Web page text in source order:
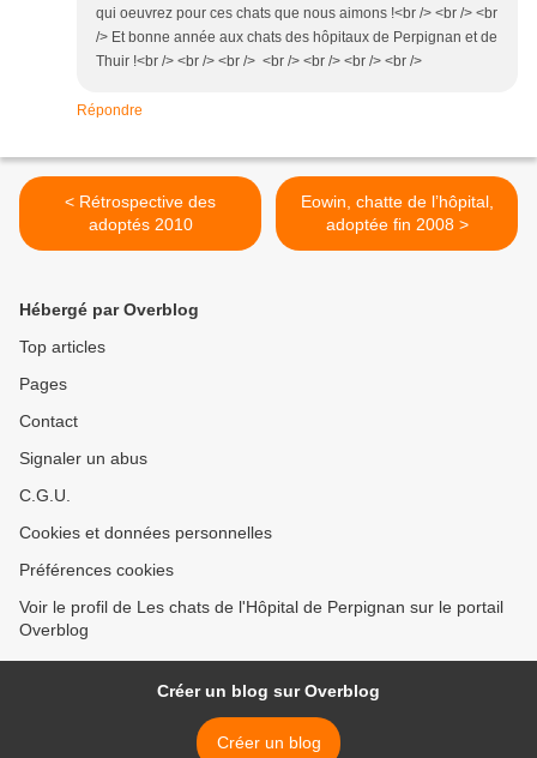
qui oeuvrez pour ces chats que nous aimons !<br /> <br /> <br
/> Et bonne année aux chats des hôpitaux de Perpignan et de
Thuir !<br /> <br /> <br /> <br /> <br /> <br /> <br />
Répondre
< Rétrospective des
adoptés 2010
Eowin, chatte de l’hôpital,
adoptée fin 2008 >
Hébergé par Overblog
Top articles
Pages
Contact
Signaler un abus
C.G.U.
Cookies et données personnelles
Préférences cookies
Voir le profil de Les chats de l'Hôpital de Perpignan sur le portail
Overblog
Créer un blog sur Overblog
Créer un blog